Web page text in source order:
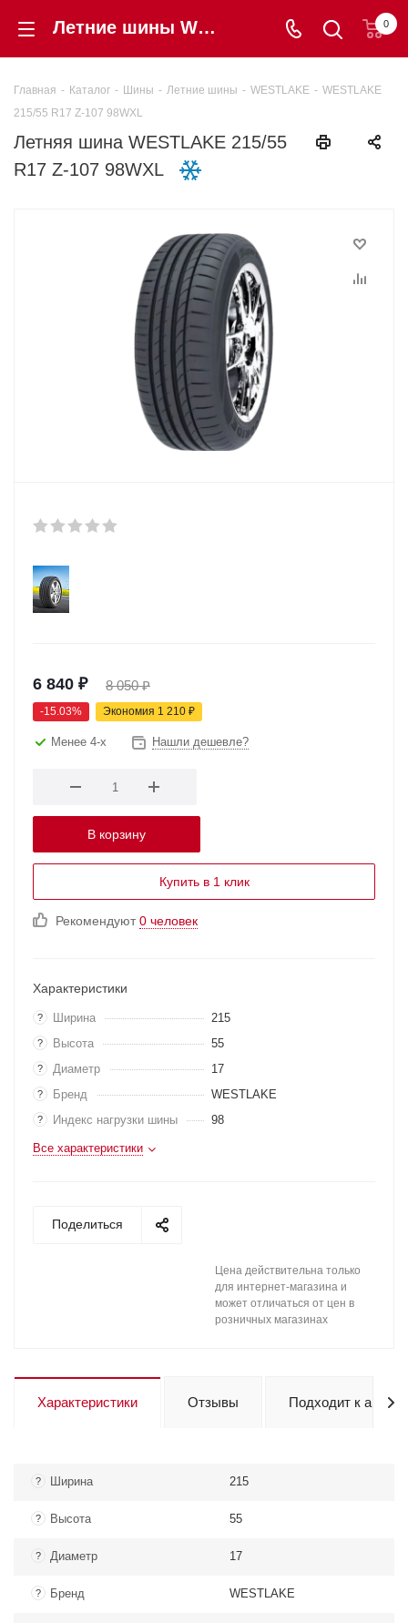
Летние шины WESTLAKE 215/55 R17 Z-107 98WXL купить в интернет-магазине «Шинторг» в Калининграде 0
Главная - Каталог - Шины - Летние шины - WESTLAKE - WESTLAKE
215/55 R17 Z-107 98WXL
Летняя шина WESTLAKE 215/55
R17 Z-107 98WXL
6 840 ₽ 8 050₽
-15.03% Экономия 1 210 ₽
Менее 4-х Нашли дешевле?
В корзину
Купить в 1 клик
Рекомендуют0 человек
Характеристики
? Ширина 215
? Высота 55
? Диаметр 17
? Бренд WESTLAKE
? Индекс нагрузки шины 98
Все характеристики
Поделиться
Цена действительна только
для интернет-магазина и
может отличаться от цен в
розничных магазинах
Характеристики Отзывы Подходит к авто
? Ширина 215
? Высота 55
? Диаметр 17
? Бренд WESTLAKE